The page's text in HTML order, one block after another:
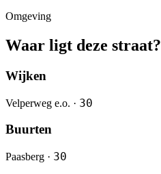
Omgeving
Waar ligt deze straat?
Wijken
Velperweg e.o. · 30
Buurten
Paasberg · 30